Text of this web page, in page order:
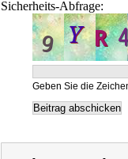
Sicherheits-Abfrage:
Geben Sie die